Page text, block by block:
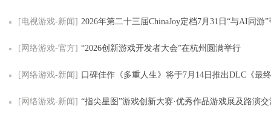
[电视游戏-新闻] 2026年第二十三届ChinaJoy定档7月31日“与AI同游”引领全球数
[网络游戏-官方] “2026创新游戏开发者大会”在杭州圆满举行
[网络游戏-新闻] 口碑佳作《多重人生》将于7月14日推出DLC《最
[网络游戏-新闻] “指尖星图”游戏创新大赛·优秀作品游戏展及路演交流